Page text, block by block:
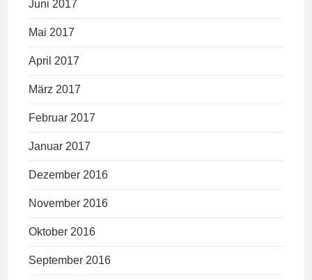
Juni 2017
Mai 2017
April 2017
März 2017
Februar 2017
Januar 2017
Dezember 2016
November 2016
Oktober 2016
September 2016